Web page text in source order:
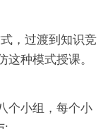
，过渡到知识竞
种模式授课。
个小组，每个小